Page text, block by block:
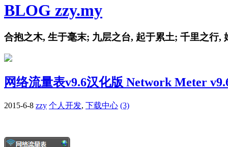
BLOG zzy.my
合抱之木, 生于毫末; 九层之台, 起于累土; 千里之行,
网络流量表v9.6汉化版 Network Meter
2015-6-8 zzy 个人开发, 下载中心 (3)